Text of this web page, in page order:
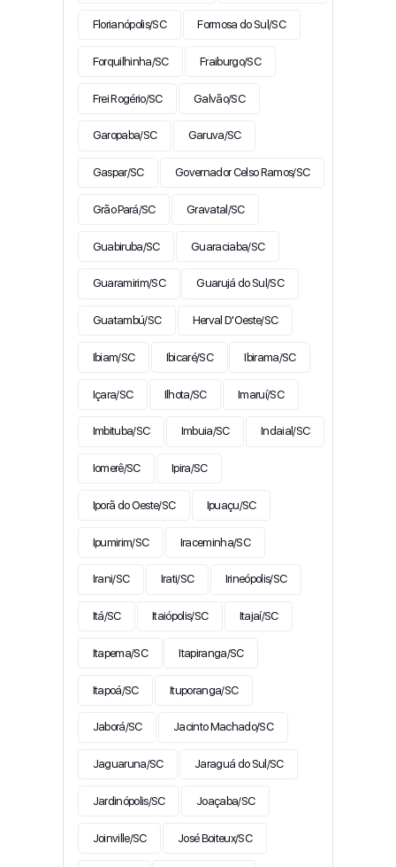
Florianópolis/SC Formosa do Sul/SC
Forquilhinha/SC Fraiburgo/SC
Frei Rogério/SC Galvão/SC
Garopaba/SC Garuva/SC
Gaspar/SC Governador Celso Ramos/SC
Grão Pará/SC Gravatal/SC
Guabiruba/SC Guaraciaba/SC
Guaramirim/SC Guarujá do Sul/SC
Guatambú/SC Herval D'Oeste/SC
Ibiam/SC Ibicaré/SC Ibirama/SC
Içara/SC Ilhota/SC Imaruí/SC
Imbituba/SC Imbuia/SC Indaial/SC
Iomerê/SC Ipira/SC
Iporã do Oeste/SC Ipuaçu/SC
Ipumirim/SC Iraceminha/SC
Irani/SC Irati/SC Irineópolis/SC
Itá/SC Itaiópolis/SC Itajaí/SC
Itapema/SC Itapiranga/SC
Itapoá/SC Ituporanga/SC
Jaborá/SC Jacinto Machado/SC
Jaguaruna/SC Jaraguá do Sul/SC
Jardinópolis/SC Joaçaba/SC
Joinville/SC José Boiteux/SC